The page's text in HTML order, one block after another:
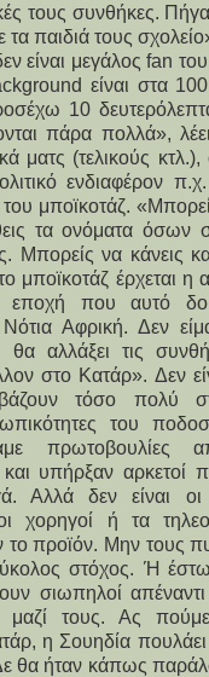
τους συνθήκες.
παιδιά τους
είναι μεγάλος fan
είναι στα
10
πάρα πολλά»,
ματς (τελικούς
ενδιαφέρον
μποϊκοτάζ.
τα ονόματα όσων
Μπορείς να κάνεις
μποϊκοτάζ έρχεται η
εποχή που αυτό
Αφρική. Δεν
θα αλλάξει τις
στο Κατάρ». Δεν
τόσο πολύ
του
πρωτοβουλίες
και υπήρξαν
Αλλά δεν είναι οι
χορηγοί ή τα
προϊόν. Μην τους
στόχος. Ή
σιωπηλοί απέναντι
μαζί τους. Ας
η Σουηδία
θα ήταν κάπως